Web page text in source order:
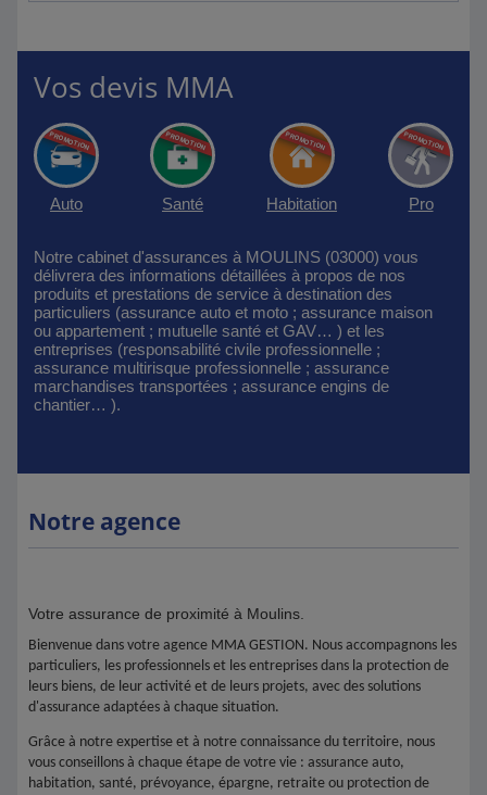
Vos devis MMA
Auto Santé Habitation Pro
Notre cabinet d'assurances à MOULINS (03000) vous
délivrera des informations détaillées à propos de nos
produits et prestations de service à destination des
particuliers (assurance auto et moto ; assurance maison
ou appartement ; mutuelle santé et GAV… ) et les
entreprises (responsabilité civile professionnelle ;
assurance multirisque professionnelle ; assurance
marchandises transportées ; assurance engins de
chantier… ).
Notre agence
Votre assurance de proximité à Moulins.
Bienvenue dans votre agence MMA GESTION. Nous accompagnons les
particuliers, les professionnels et les entreprises dans la protection de
leurs biens, de leur activité et de leurs projets, avec des solutions
d'assurance adaptées à chaque situation.
Grâce à notre expertise et à notre connaissance du territoire, nous
vous conseillons à chaque étape de votre vie : assurance auto,
habitation, santé, prévoyance, épargne, retraite ou protection de